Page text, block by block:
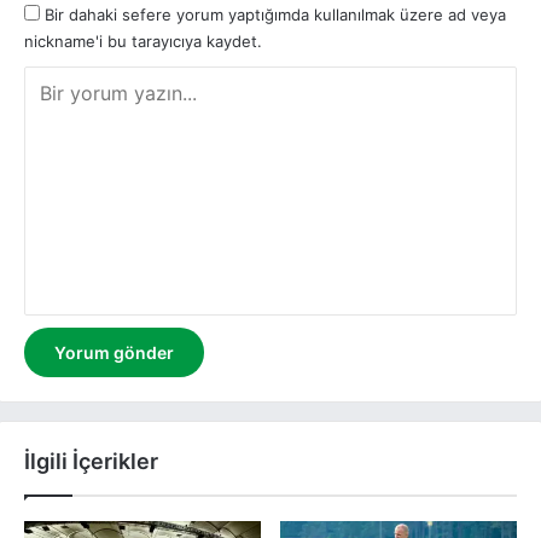
Bir dahaki sefere yorum yaptığımda kullanılmak üzere ad veya
nickname'i bu tarayıcıya kaydet.
İlgili İçerikler